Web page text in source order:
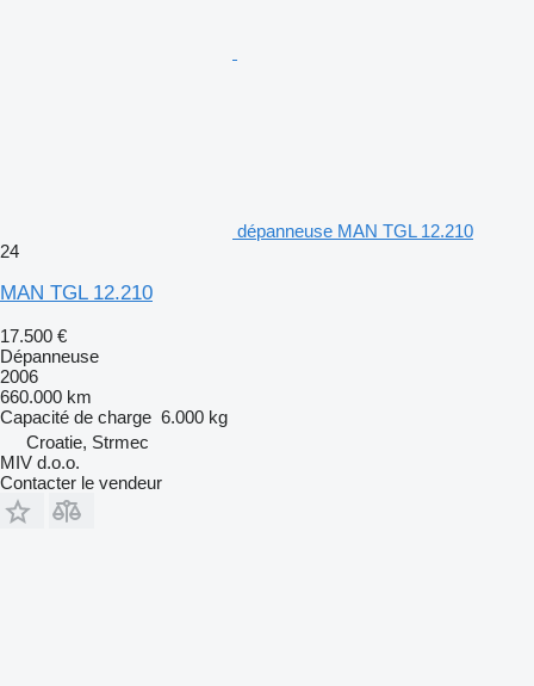
dépanneuse MAN TGL 12.210
24
MAN TGL 12.210
17.500 €
Dépanneuse
2006
660.000 km
Capacité de charge 6.000 kg
Croatie, Strmec
MIV d.o.o.
Contacter le vendeur